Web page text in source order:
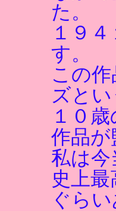
た。
１９
す。
この
ズと
１０
作品が
私は
史上
ぐら